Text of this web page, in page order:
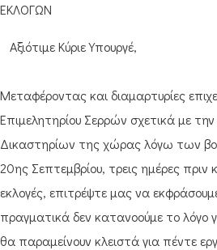
ΕΚΛΟΓΩΝ
Αξιότιμε Κύριε Υπουργέ,
Μεταφέροντας και διαμαρτυρίες
Επιμελητηρίου Σερρών σχετικά με
Δικαστηρίων της χώρας λόγω των
20ης Σεπτεμβρίου, τρεις ημέρες πριν
εκλογές, επιτρέψτε μας να
πραγματικά δεν κατανοούμε το λόγο
θα παραμείνουν κλειστά για πέντε